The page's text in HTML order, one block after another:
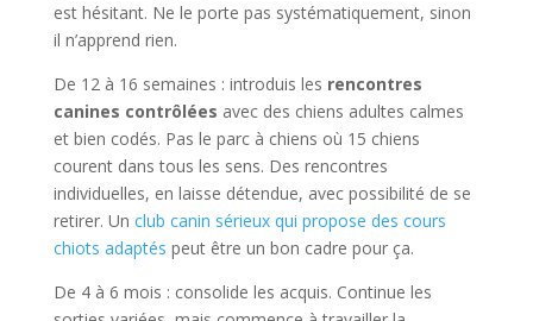
est hésitant. Ne le porte pas systématiquement, sinon
il n’apprend rien.
De 12 à 16 semaines : introduis les rencontres
canines contrôlées avec des chiens adultes calmes
et bien codés. Pas le parc à chiens où 15 chiens
courent dans tous les sens. Des rencontres
individuelles, en laisse détendue, avec possibilité de se
retirer. Un club canin sérieux qui propose des cours
chiots adaptés peut être un bon cadre pour ça.
De 4 à 6 mois : consolide les acquis. Continue les